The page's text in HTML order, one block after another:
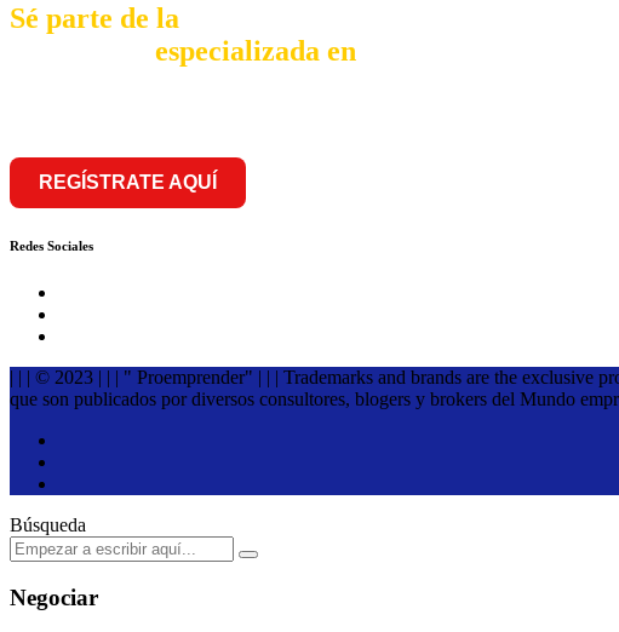
Sé parte de la
especializada en
REGÍSTRATE AQUÍ
Redes Sociales
| | | © 2023 | | | " Proemprender" | | | Trademarks and brands are the exclusive
que son publicados por diversos consultores, blogers y brokers del Mundo
Búsqueda
Negociar